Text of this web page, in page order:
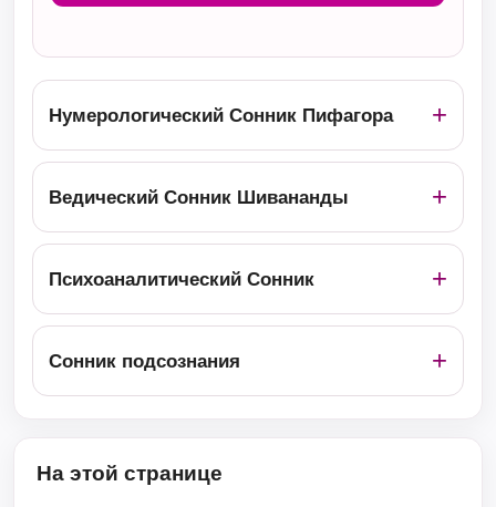
Нумерологический Сонник Пифагора
Ведический Сонник Шивананды
Психоаналитический Сонник
Сонник подсознания
На этой странице